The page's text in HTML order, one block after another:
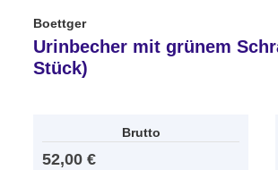
Boettger
Urinbecher mit grünem
Stück)
Brutto
52,00 €